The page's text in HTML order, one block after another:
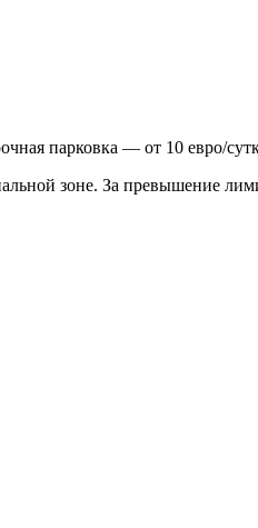
парковка — от 10 евро/
зоне. За превышение